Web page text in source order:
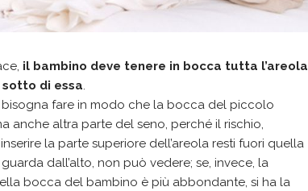
il bambino deve tenere in bocca tutta l’areola
di essa.
bisogna fare in modo che la bocca del piccolo
anche altra parte del seno, perché il rischio,
la parte superiore dell’areola resti fuori quella
dall’alto, non può vedere; se, invece, la
bocca del bambino è più abbondante, si ha la